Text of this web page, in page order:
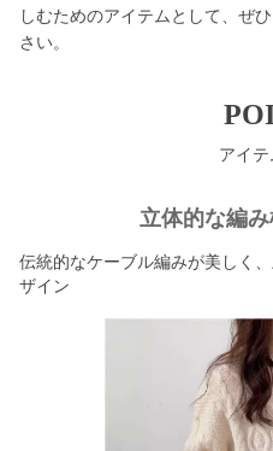
しむためのアイテムとして、ぜ
さい。
アイ
立体的な編
伝統的なケーブル編みが美しく
ザイン